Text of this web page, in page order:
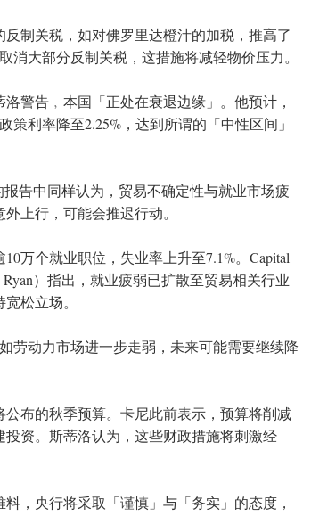
制关税，如对佛罗里达橙汁的加税，推高了
消大部分反制关税，这措施将减轻物价压力。
警告﹐本国「正处在衰退边缘」。他预计，
策利率降至2.25%，达到所谓的「中性区间」
告中同样认为，贸易不确定性与就业市场疲
上行，可能会推迟行动。
万个就业职位，失业率上升至7.1%。Capital
）指出，就业疲弱已扩散至贸易相关行业
松立场。
劳动力市场进一步走弱，未来可能需要继续降
布的秋季预算。卡尼此前表示，预算将削减
资。斯蒂洛认为，这些财政措施将刺激经
，央行将采取「谨慎」与「务实」的态度，